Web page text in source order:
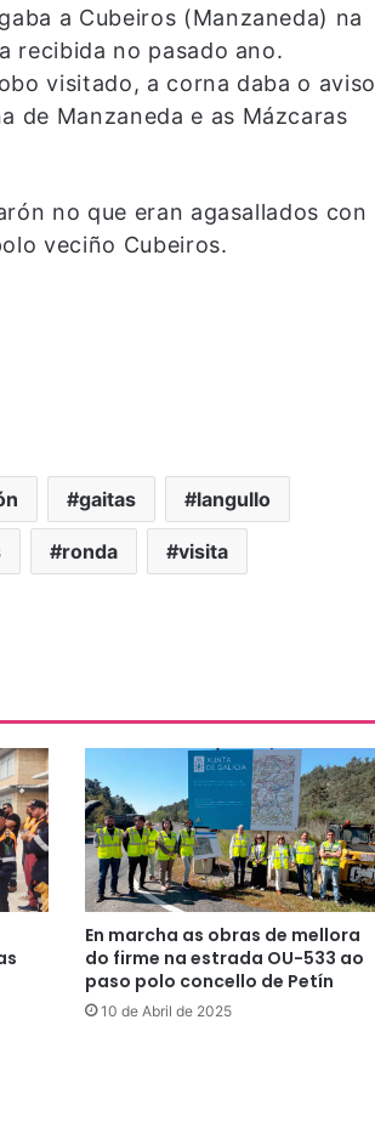
a Cubeiros (Manzaneda) na
recibida no pasado ano.
visitado, a corna daba o aviso
de Manzaneda e as Mázcaras
no que eran agasallados con
veciño Cubeiros.
gaitas langullo
ronda visita
En marcha as obras de mellora
do firme na estrada OU-533 ao
paso polo concello de Petín
10 de Abril de 2025